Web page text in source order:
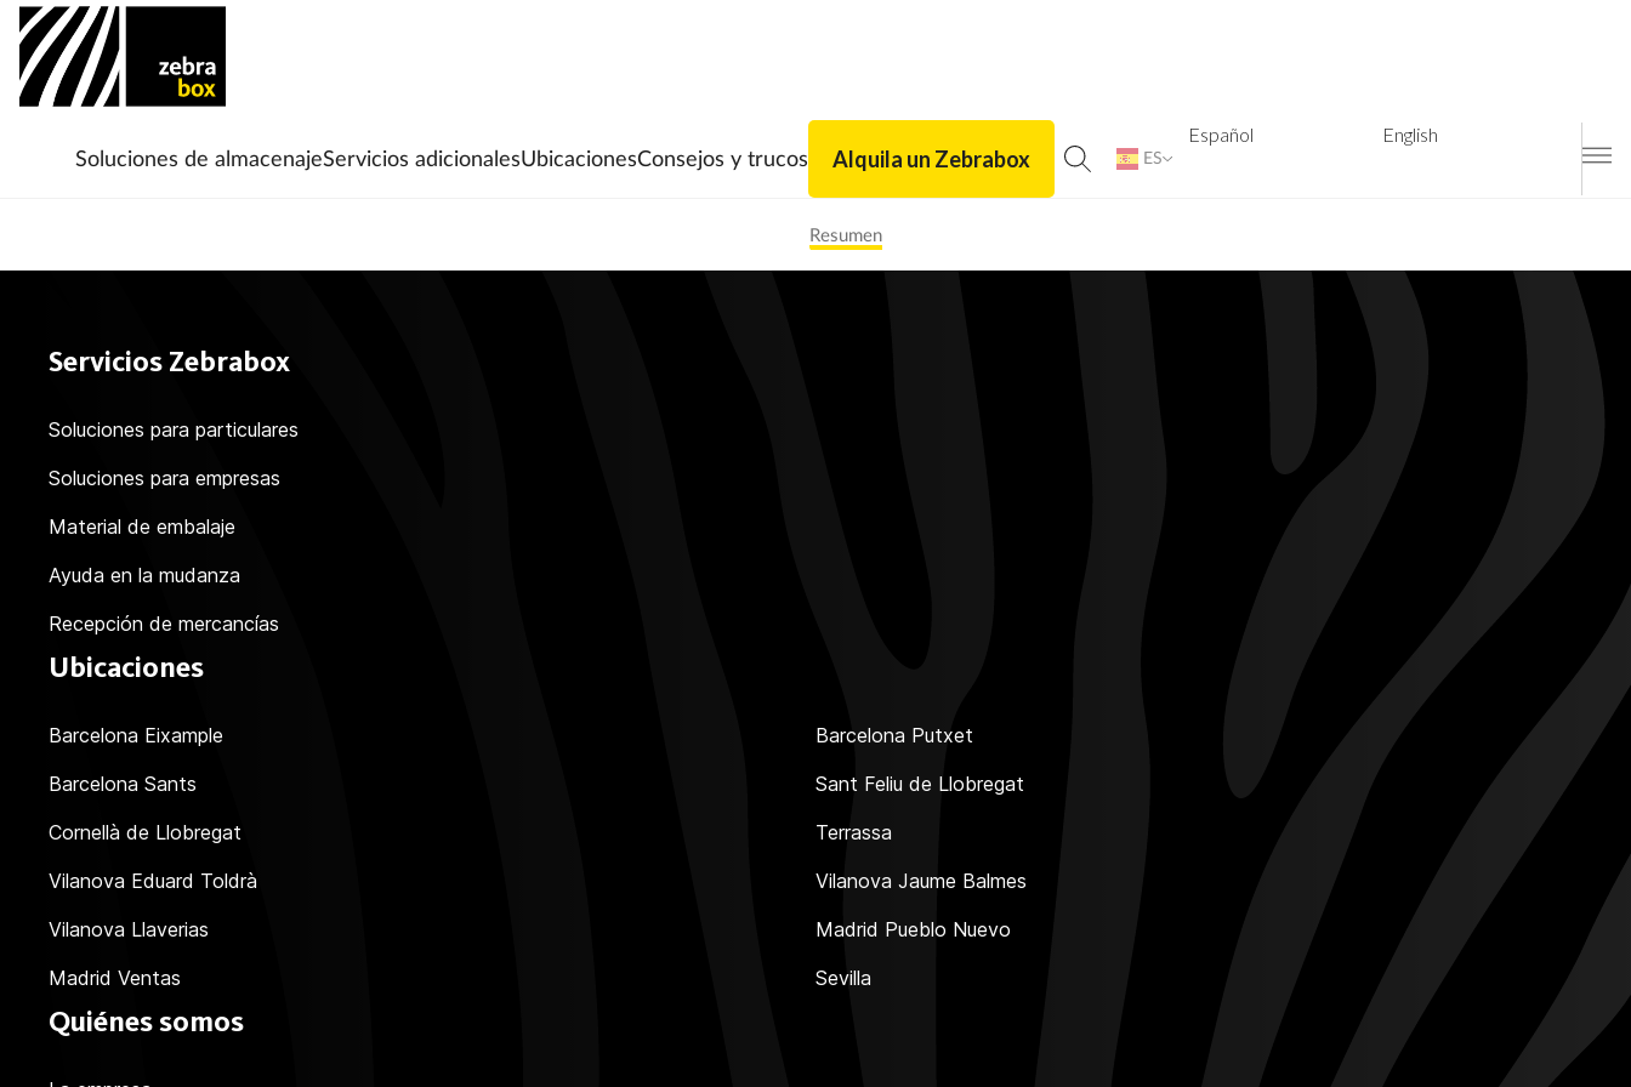
Soluciones de almacenajeServicios adicionalesUbicacionesConsejos y trucos Alquila un Zebrabox ES
Español English
Resumen
Servicios Zebrabox
Soluciones para particulares
Soluciones para empresas
Material de embalaje
Ayuda en la mudanza
Recepción de mercancías
Ubicaciones
Barcelona Eixample
Barcelona Putxet
Barcelona Sants
Sant Feliu de Llobregat
Cornellà de Llobregat
Terrassa
Vilanova Eduard Toldrà
Vilanova Jaume Balmes
Vilanova Llaverias
Madrid Pueblo Nuevo
Madrid Ventas
Sevilla
Quiénes somos